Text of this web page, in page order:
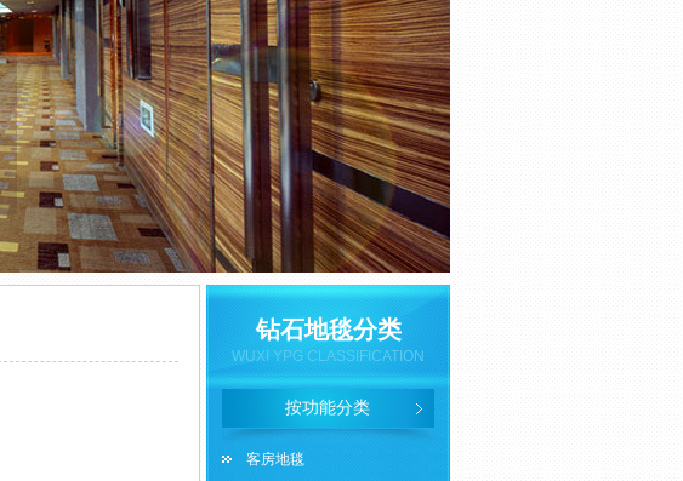
钻石地毯分类
WUXI YPG CLASSIFICATION
按功能分类
客房地毯